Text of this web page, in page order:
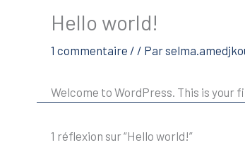
Hello world!
1 commentaire / / Par
Welcome to WordPress. This is
1 réflexion sur “Hello world!”